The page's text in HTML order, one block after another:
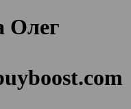
Олег